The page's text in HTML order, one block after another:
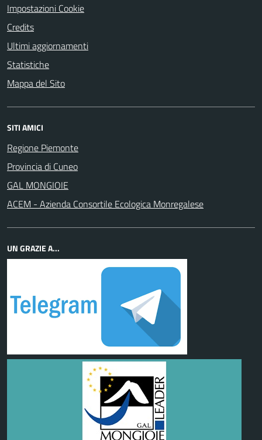
Impostazioni Cookie
Credits
Ultimi aggiornamenti
Statistiche
Mappa del Sito
SITI AMICI
Regione Piemonte
Provincia di Cuneo
GAL MONGIOIE
ACEM - Azienda Consortile Ecologica Monregalese
UN GRAZIE A...